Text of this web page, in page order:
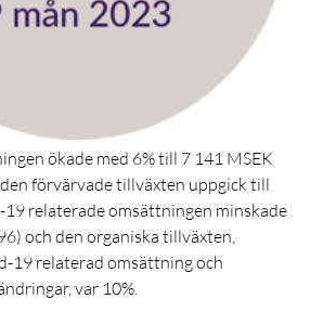
ökade med 6% till 7 141 MSEK
förvärvade tillväxten uppgick till
19 relaterade omsättningen minskade
och den organiska tillväxten,
19 relaterad omsättning och
var 10%.